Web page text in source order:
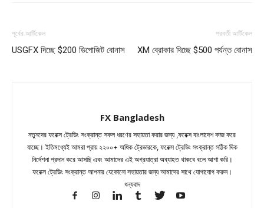
পূর্বের আর্টিকেল
USGFX দিচ্ছে $200 ডিপোজিট বোনাস
পরবর্তী আর্টিকেল
XM ব্রোকার দিচ্ছে $500 পর্যন্ত বোনাস
FX Bangladesh
নতুনদের ফরেক্স ট্রেডিং সংক্রান্ত সকল ধরণের সহায়তা করার জন্য ,ফরেক্স বাংলাদেশ কাজ করে
যাচ্ছে। ইতিমধ্যেই আমরা প্রায় ২২০০+ অধিক ট্রেডারকে, ফরেক্স ট্রেডিং সংক্রান্ত সঠিক দিক
নির্দেশনা প্রদান করে আসছি এবং আমাদের এই অগ্রযাত্রা অব্যাহত থাকবে বলে আশা করি।
ফরেক্স ট্রেডিং সংক্রান্ত আপনার যেকোনো সহায়তার জন্য আমাদের সাথে যোগাযোগ করুন।
ধন্যবাদ